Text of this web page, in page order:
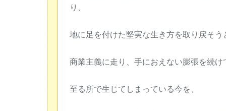
り、
地に足を付けた堅実な生き方を取り戻そ
商業主義に走り、手におえない膨張を続け
至る所で生じてしまっている今を、